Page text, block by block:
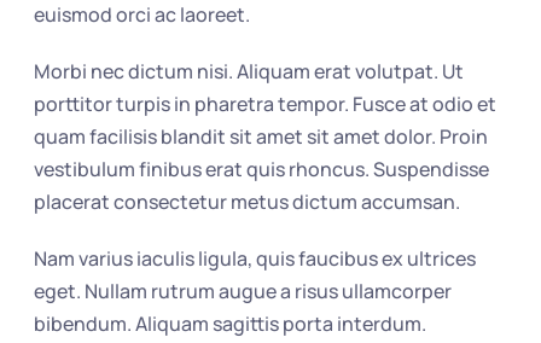
euismod orci ac laoreet.
Morbi nec dictum nisi. Aliquam erat volutpat. Ut
porttitor turpis in pharetra tempor. Fusce at odio et
quam facilisis blandit sit amet sit amet dolor. Proin
vestibulum finibus erat quis rhoncus. Suspendisse
placerat consectetur metus dictum accumsan.
Nam varius iaculis ligula, quis faucibus ex ultrices
eget. Nullam rutrum augue a risus ullamcorper
bibendum. Aliquam sagittis porta interdum.